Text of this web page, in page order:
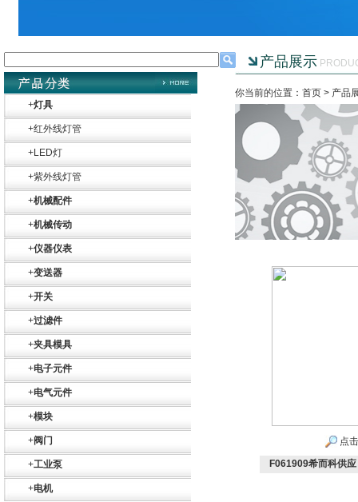
+灯具
+红外线灯管
+LED灯
+紫外线灯管
+机械配件
+机械传动
+仪器仪表
+变送器
+开关
+过滤件
+夹具模具
+电子元件
+电气元件
+模块
+阀门
+工业泵
+电机
产品展示
你当前的位置：首页 > 产品
点
F061909希而科供